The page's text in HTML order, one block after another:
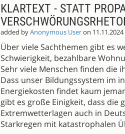
KLARTEXT - STATT
added byAnonymous Useron 11.11.2024
Über viele Sachthemen gibt es
Schwierigkeit, bezahlbare
Sehr viele Menschen finden
Dass unser Bildungssystem im
Energiekosten findet kaum
gibt es große Einigkeit, dass die
Extremwetterlagen auch in
Starkregen mit katastrophalen